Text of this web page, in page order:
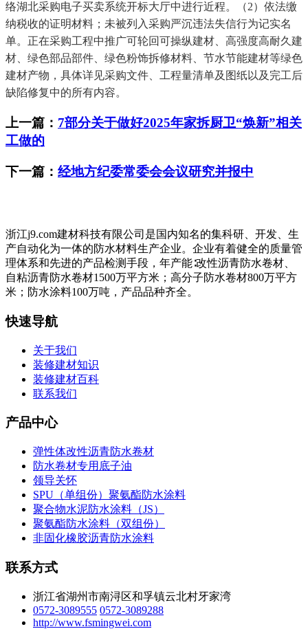
络湖北采购电子买卖系统开标大厅中进行近程。（2）依法缴
纳税收的证明材料；未被列入采购严沉违法失信行为记实名
单。正在采购工程中推广可轮回可操纵建材、高强度高耐久建
材、绿色部品部件、绿色粉饰拆修材料、节水节能建材等绿色
建材产物，具体详见采购文件、工程量清单及图纸以及完工后
缺陷修复中的所有内容。
上一篇： 7部分关于做好2025年家拆厨卫“焕新”相关
工做的
下一篇： 经地方纪委常委会会议研究并报中
浙江j9.com建材科技有限公司是国内知名的集科研、开发、生
产自动化为一体的防水材料生产企业。企业有着健全的质量管
理体系和先进的产品检测手段，年产能∶改性沥青防水卷材、
自粘沥青防水卷材1500万平方米；高分子防水卷材800万平方
米；防水涂料100万吨，产品品种齐全。
快速导航
关于我们
装修建材知识
装修建材百科
联系我们
产品中心
弹性体改性沥青防水卷材
防水卷材专用底子油
领导关怀
SPU（单组份）聚氨酯防水涂料
聚合物水泥防水涂料（JS）
聚氨酯防水涂料（双组份）
非固化橡胶沥青防水涂料
联系方式
浙江省湖州市南浔区和孚镇云北村牙家湾
0572-3089555 0572-3089288
http://www.fsmingwei.com